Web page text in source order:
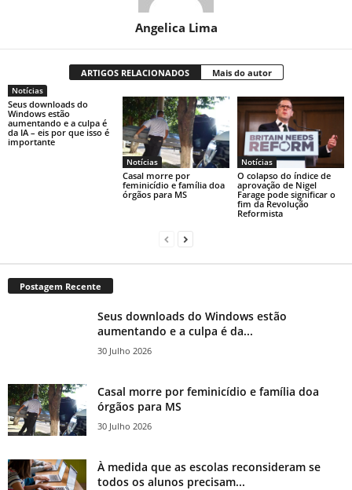
Angelica Lima
ARTIGOS RELACIONADOS Mais do autor
Notícias
Seus downloads do
Windows estão
aumentando e a culpa é
da IA ​​– eis por que isso é
importante
Notícias
Casal morre por
feminicídio e família doa
órgãos para MS
Notícias
O colapso do índice de
aprovação de Nigel
Farage pode significar o
fim da Revolução
Reformista
Postagem Recente
Seus downloads do Windows estão
aumentando e a culpa é da...
30 Julho 2026
Casal morre por feminicídio e família doa
órgãos para MS
30 Julho 2026
À medida que as escolas reconsideram se
todos os alunos precisam...